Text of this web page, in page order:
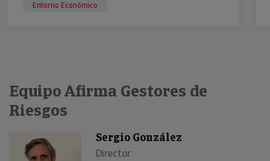
Entorno Económico
Equipo Afirma Gestores de
Riesgos
Sergio González
Director